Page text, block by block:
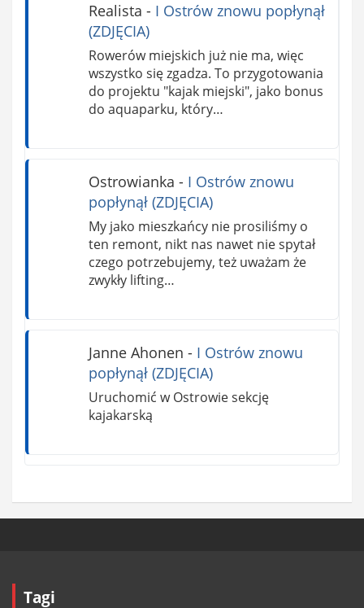
Realista - I Ostrów znowu popłynął
(ZDJĘCIA)
Rowerów miejskich już nie ma, więc
wszystko się zgadza. To przygotowania
do projektu "kajak miejski", jako bonus
do aquaparku, który…
Ostrowianka - I Ostrów znowu
popłynął (ZDJĘCIA)
My jako mieszkańcy nie prosiliśmy o
ten remont, nikt nas nawet nie spytał
czego potrzebujemy, też uważam że
zwykły lifting…
Janne Ahonen - I Ostrów znowu
popłynął (ZDJĘCIA)
Uruchomić w Ostrowie sekcję
kajakarską
Tagi